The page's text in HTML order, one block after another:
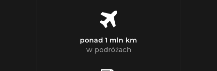
ponad 1 mln km
w podróżach